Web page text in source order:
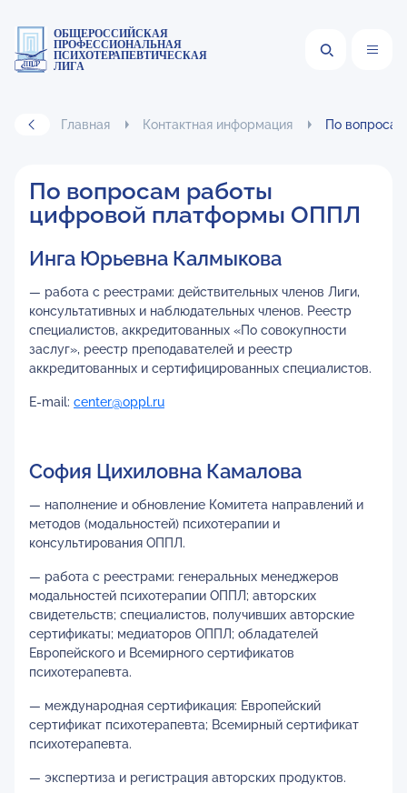
ОБЩЕРОССИЙСКАЯ
ПРОФЕССИОНАЛЬНАЯ
ПСИХОТЕРАПЕВТИЧЕСКАЯ
ЛИГА
Главная Контактная информация По
По вопросам работы
цифровой платформы ОППЛ
Инга Юрьевна Калмыкова
— работа с реестрами: действительных членов Лиги,
консультативных и наблюдательных членов. Реестр
специалистов, аккредитованных «По совокупности
заслуг», реестр преподавателей и реестр
аккредитованных и сертифицированных специалистов.
E-mail: center@oppl.ru
София Цихиловна Камалова
— наполнение и обновление Комитета направлений и
методов (модальностей) психотерапии и
консультирования ОППЛ.
— работа с реестрами: генеральных менеджеров
модальностей психотерапии ОППЛ; авторских
свидетельств; специалистов, получивших авторские
сертификаты; медиаторов ОППЛ; обладателей
Европейского и Всемирного сертификатов
психотерапевта.
— международная сертификация: Европейский
сертификат психотерапевта; Всемирный сертификат
психотерапевта.
— экспертиза и регистрация авторских продуктов.